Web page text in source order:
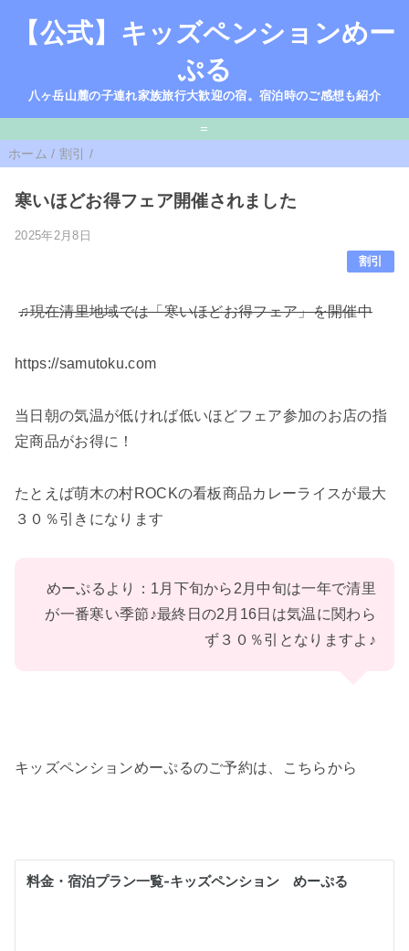
【公式】キッズペンションめー
ぷる
八ヶ岳山麓の子連れ家族旅行大歓迎の宿。宿泊時のご感想も紹介
=
ホーム / 割引 /
寒いほどお得フェア開催されました
2025年2月8日
割引
♫現在清里地域では「寒いほどお得フェア」を開催中
https://samutoku.com
当日朝の気温が低ければ低いほどフェア参加のお店の指
定商品がお得に！
たとえば萌木の村ROCKの看板商品カレーライスが最大
３０％引きになります
めーぷるより：1月下旬から2月中旬は一年で清里
が一番寒い季節♪最終日の2月16日は気温に関わら
ず３０％引となりますよ♪
キッズペンションめーぷるのご予約は、こちらから